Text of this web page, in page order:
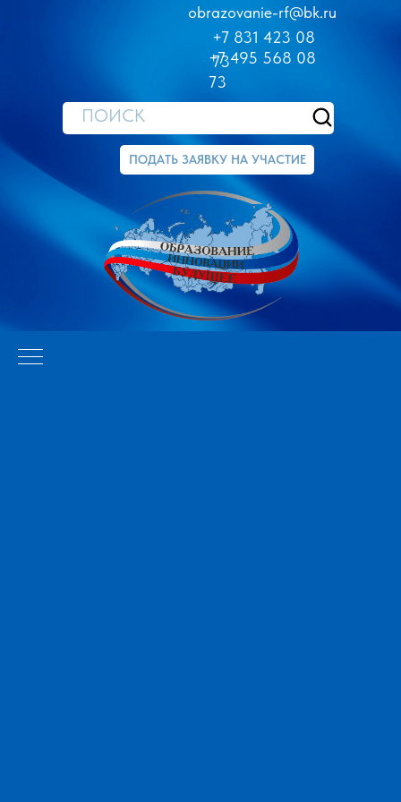
obrazovanie-rf@bk.ru
+7 831 423 08
73
+7 495 568 08
73
ПОДАТЬ ЗАЯВКУ НА УЧАСТИЕ
ПОИСК